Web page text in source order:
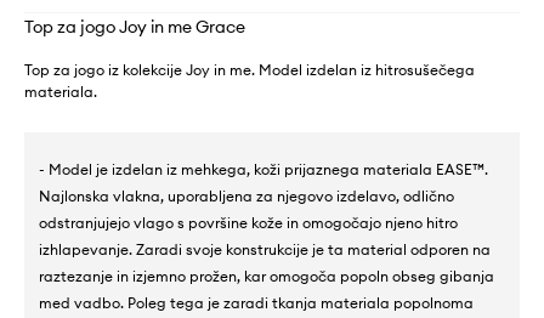
Top za jogo Joy in me Grace
Top za jogo iz kolekcije Joy in me. Model izdelan iz hitrosušečega
materiala.
- Model je izdelan iz mehkega, koži prijaznega materiala EASE™.
Najlonska vlakna, uporabljena za njegovo izdelavo, odlično
odstranjujejo vlago s površine kože in omogočajo njeno hitro
izhlapevanje. Zaradi svoje konstrukcije je ta material odporen na
raztezanje in izjemno prožen, kar omogoča popoln obseg gibanja
med vadbo. Poleg tega je zaradi tkanja materiala popolnoma